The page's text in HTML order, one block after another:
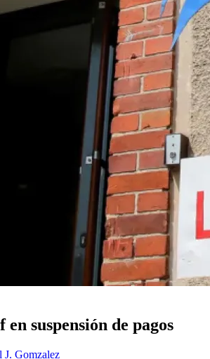
suspensión de pagos
J. Gomzalez